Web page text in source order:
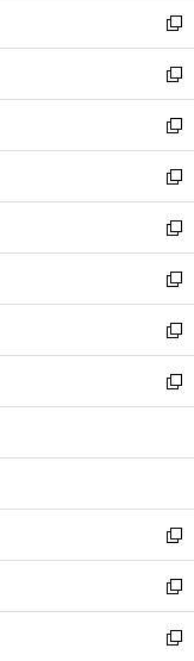
く
で
開
く
ィ
ン
ド
ウ
で
開
く
い
ウ
ィ
ン
ド
ウ
で
開
く
新
し
い
ウ
ィ
ン
ド
ウ
で
開
く
新
し
い
ウ
ィ
ン
ド
ウ
で
開
く
新
し
い
ウ
ィ
ン
ド
ウ
で
開
く
新
し
い
ウ
ィ
ン
ド
ウ
で
開
新
し
い
ウ
ィ
ン
ド
ウ
開
新
し
い
ウ
ィ
ン
ウ
開
く
新
し
い
ウ
ン
ウ
で
開
く
新
し
ウ
ン
ド
ウ
で
開
く
新
し
い
ウ
ィ
新
し
い
新